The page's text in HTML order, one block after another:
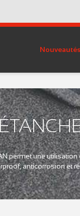
permet une
anticorrosion et